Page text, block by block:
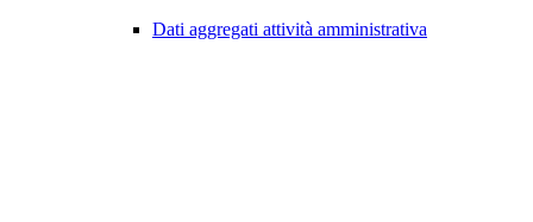
Dati aggregati attività amministrativa